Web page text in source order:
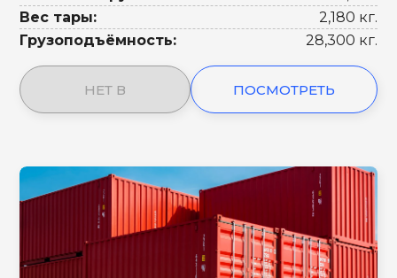
Вес тары:
2,180 кг.
Грузоподъёмность:
28,300 кг.
НЕТ В ПОСМОТРЕТЬ